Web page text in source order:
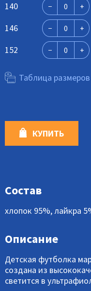
140
146
152
Таблица размеров
КУПИТЬ
Состав
хлопок 95%, лайкра
Описание
Детская футболка
создана из
светится в